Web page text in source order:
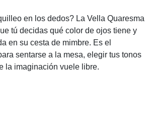
en los dedos? La Vella Quaresma
tú decidas qué color de ojos tiene y
en su cesta de mimbre. Es el
sentarse a la mesa, elegir tus tonos
la imaginación vuele libre.